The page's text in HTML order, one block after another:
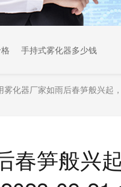
手持式雾化器多少钱
雾化器厂家如雨后春笋般兴起
春笋般兴